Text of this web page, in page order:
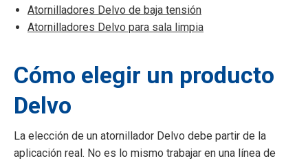
Atornilladores Delvo de baja tensión
Atornilladores Delvo para sala limpia
Cómo elegir un producto
Delvo
La elección de un atornillador Delvo debe partir de la
aplicación real. No es lo mismo trabajar en una línea de